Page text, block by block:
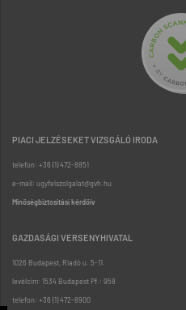
PIACI JELZÉSEKET VIZSGÁLÓ IRODA
telefon: +36 (1) 472-8851
e-mail: ugyfelszolgalat@gvh.hu
Minőségbiztosítási kérdőív
GAZDASÁGI VERSENYHIVATAL
1026 Budapest, Riadó u. 5-11.
levélcím: 1534 Budapest Pf.: 958
telefon: +36 (1) 472-8900